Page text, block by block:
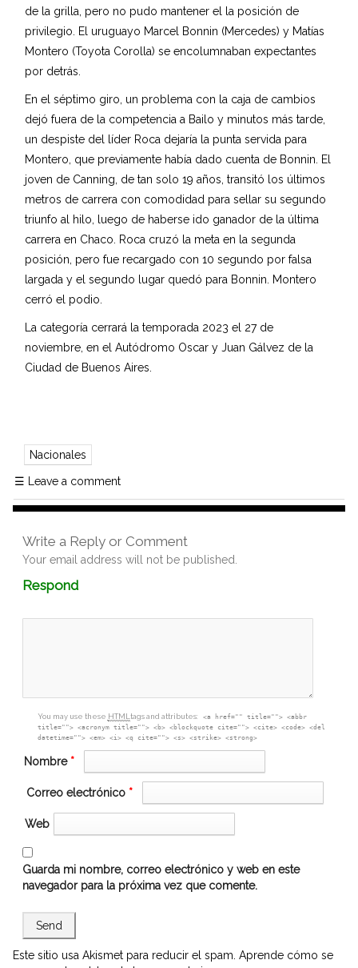
de la grilla, pero no pudo mantener el la posición de
privilegio. El uruguayo Marcel Bonnin (Mercedes) y Matías
Montero (Toyota Corolla) se encolumnaban expectantes
por detrás.
En el séptimo giro, un problema con la caja de cambios
dejó fuera de la competencia a Bailo y minutos más tarde,
un despiste del líder Roca dejaría la punta servida para
Montero, que previamente había dado cuenta de Bonnin. El
joven de Canning, de tan solo 19 años, transitó los últimos
metros de carrera con comodidad para sellar su segundo
triunfo al hilo, luego de haberse ido ganador de la última
carrera en Chaco. Roca cruzó la meta en la segunda
posición, pero fue recargado con 10 segundo por falsa
largada y el segundo lugar quedó para Bonnin. Montero
cerró el podio.
La categoría cerrará la temporada 2023 el 27 de
noviembre, en el Autódromo Oscar y Juan Gálvez de la
Ciudad de Buenos Aires.
Nacionales
☰ Leave a comment
Write a Reply or Comment
Your email address will not be published.
RespondComment
box
You may use these HTMLtags and attributes:
<a href="" title=""> <abbr
title=""> <acronym title=""> <b> <blockquote cite=""> <cite> <code> <del
datetime=""> <em> <i> <q cite=""> <s> <strike> <strong>
Nombre *
Correo electrónico *
Web
Guarda mi nombre, correo electrónico y web en este
navegador para la próxima vez que comente.
Este sitio usa Akismet para reducir el spam. Aprende cómo se